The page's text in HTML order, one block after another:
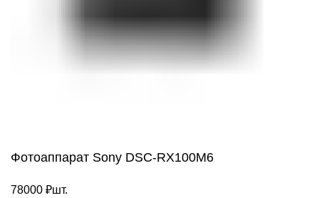
Фотоаппарат Sony DSC-RX100M6
78000 ₽шт.